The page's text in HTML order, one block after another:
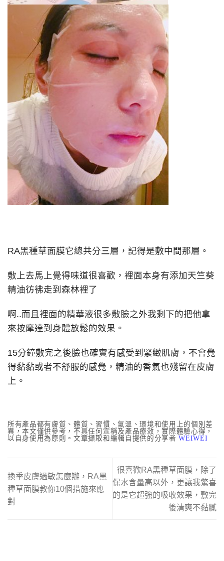
RA黑種草面膜它總共分三層，記得是敷中間那層。
敷上去馬上覺得味道很喜歡，裡面本身有添加天竺葵
精油彷彿走到森林裡了
啊..而且裡面的精華液很多敷臉之外我剩下的把他拿
來按摩達到身體放鬆的效果。
15分鐘敷完之後臉也確實有感受到緊緻肌膚，不會覺
得黏黏或者不舒服的感覺，精油的香氣也殘留在皮膚
上。
所有產品都有膚質、體質、習慣、氣溫、環境和使用上的個別差
異，本文僅供參考，不具任何宣稱及產品療效，實際體驗心得，
以自身使用為原則。文章擷取和編輯自提供的分享者WEIWEI
換季皮膚過敏怎麼辦，RA黑
種草面膜教你10個措施來應
對
很喜歡RA黑種草面膜，除了
保水含量高以外，更讓我驚喜
的是它超強的吸收效果，敷完
後清爽不黏膩